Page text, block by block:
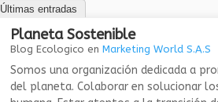
Últimas entradas
Planeta Sostenible
Blog Ecologico enMarketing World S.A.S
Somos una organización dedicada a
del planeta. Colaborar en solucionar